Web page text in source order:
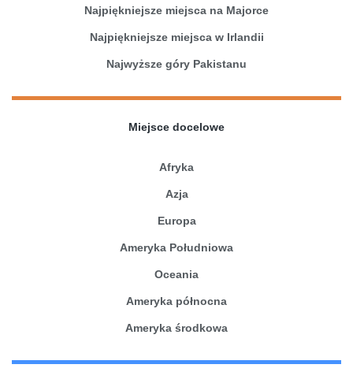
Najpiękniejsze miejsca na Majorce
Najpiękniejsze miejsca w Irlandii
Najwyższe góry Pakistanu
Miejsce docelowe
Afryka
Azja
Europa
Ameryka Południowa
Oceania
Ameryka północna
Ameryka środkowa